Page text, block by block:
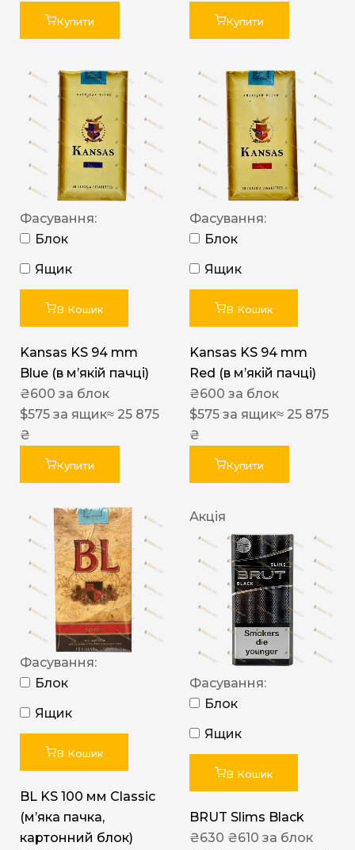
Купити Купити
Фасування:
Блок
Ящик
В Кошик
Kansas KS 94 mm
Blue (в мʼякій пачці)
₴600 за блок
$575 за ящик≈ 25 875
₴
Купити
Фасування:
Блок
Ящик
В Кошик
Kansas KS 94 mm
Red (в мʼякій пачці)
₴600 за блок
$575 за ящик≈ 25 875
₴
Купити
Фасування:
Блок
Ящик
В Кошик
BL KS 100 мм Classic
(м’яка пачка,
картонний блок)
Акція
Фасування:
Блок
Ящик
В Кошик
BRUT Slims Black
₴630 ₴610 за блок